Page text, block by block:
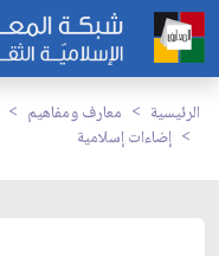
الرئيسية معارف ومفاهيم
إضاءات إسلامية